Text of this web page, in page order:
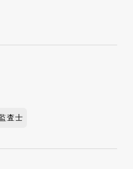
査士